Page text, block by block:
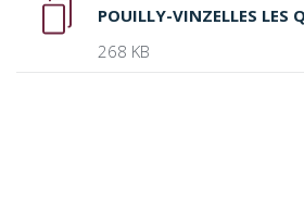
POUILLY-VINZELLES LES
268 KB